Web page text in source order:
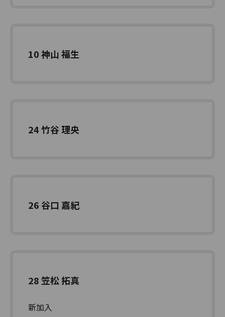
10 神山 福生
24 竹谷 理央
26 谷口 嘉紀
28 笠松 拓真
新加入